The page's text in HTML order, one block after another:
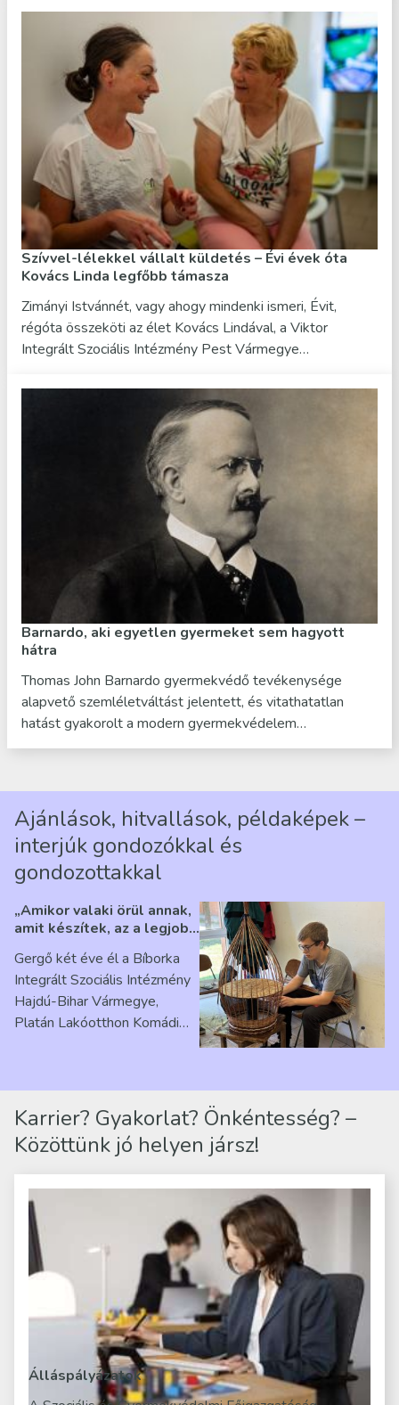
Szívvel-lélekkel vállalt küldetés – Évi évek óta
Kovács Linda legfőbb támasza
Zimányi Istvánnét, vagy ahogy mindenki ismeri, Évit,
régóta összeköti az élet Kovács Lindával, a Viktor
Integrált Szociális Intézmény Pest Vármegye…
Barnardo, aki egyetlen gyermeket sem hagyott
hátra
Thomas John Barnardo gyermekvédő tevékenysége
alapvető szemléletváltást jelentett, és vitathatatlan
hatást gyakorolt a modern gyermekvédelem…
Ajánlások, hitvallások, példaképek –
interjúk gondozókkal és
gondozottakkal
„Amikor valaki örül annak,
amit készítek, az a legjobb
Ribárszky Gergő ellátottal
Gergő két éve él a Bíborka
Integrált Szociális Intézmény
Hajdú-Bihar Vármegye,
Platán Lakóotthon Komádi
Karrier? Gyakorlat? Önkéntesség? –
Közöttünk jó helyen jársz!
Álláspályázatok